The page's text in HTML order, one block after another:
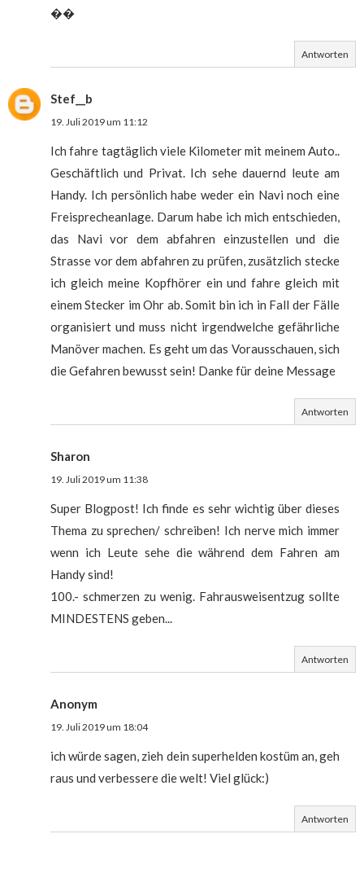
��
Antworten
Stef__b
19. Juli 2019 um 11:12
Ich fahre tagtäglich viele Kilometer mit meinem Auto..
Geschäftlich und Privat. Ich sehe dauernd leute am
Handy. Ich persönlich habe weder ein Navi noch eine
Freisprecheanlage. Darum habe ich mich entschieden,
das Navi vor dem abfahren einzustellen und die
Strasse vor dem abfahren zu prüfen, zusätzlich stecke
ich gleich meine Kopfhörer ein und fahre gleich mit
einem Stecker im Ohr ab. Somit bin ich in Fall der Fälle
organisiert und muss nicht irgendwelche gefährliche
Manöver machen. Es geht um das Vorausschauen, sich
die Gefahren bewusst sein! Danke für deine Message
Antworten
Sharon
19. Juli 2019 um 11:38
Super Blogpost! Ich finde es sehr wichtig über dieses
Thema zu sprechen/ schreiben! Ich nerve mich immer
wenn ich Leute sehe die während dem Fahren am
Handy sind!
100.- schmerzen zu wenig. Fahrausweisentzug sollte
MINDESTENS geben...
Antworten
Anonym
19. Juli 2019 um 18:04
ich würde sagen, zieh dein superhelden kostüm an, geh
raus und verbessere die welt! Viel glück:)
Antworten